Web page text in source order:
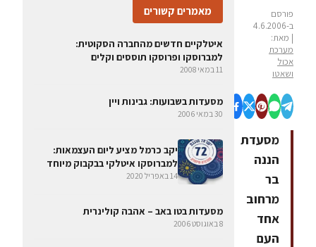
פורסם
ב-4.6.2006
| מאת:
מערכת
אכול
ושאטו
מסעדת
הננה
בר
מרחוב
אחד
העם
מאמרים קשורים
איטלקיים חדשים מהחברה הסקוטית:
למברוסקו ופרוסקו תוססים וקלים
11 במאי 2008
מסעדות בשבועות: גבינות ויין
30 במאי 2006
יקב כרמל מציע ליום העצמאות:
למברוסקו איטלקי בבקבוק מיוחד
14 באפריל 2020
מסעדות בטו באב – אהבה קולינרית
8 באוגוסט 2006